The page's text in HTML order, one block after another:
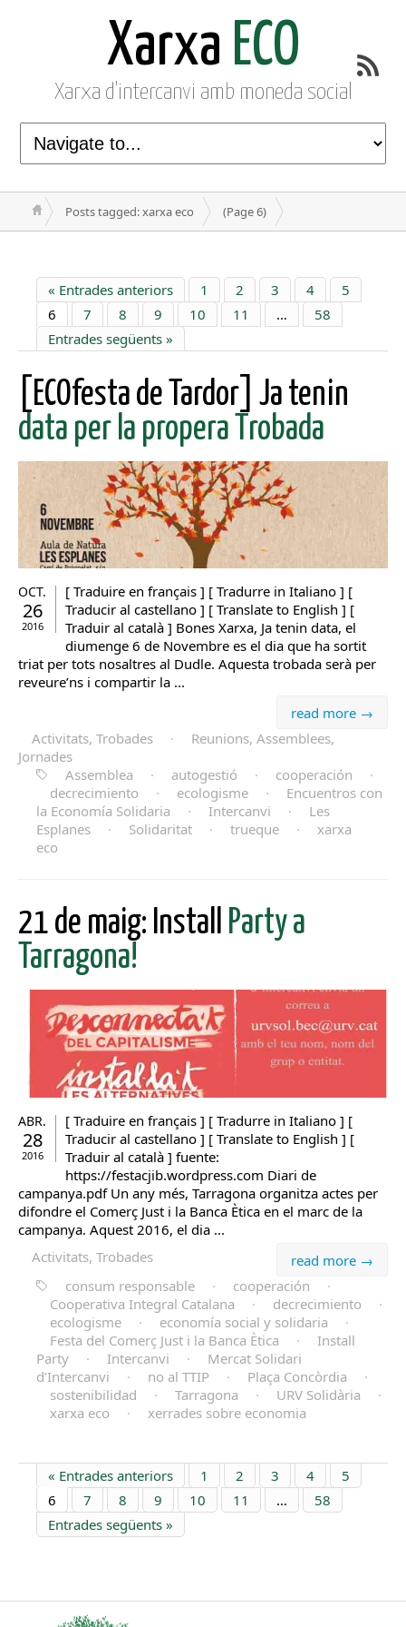
Xarxa ECO
Xarxa d'intercanvi amb moneda social
Posts tagged: xarxa eco (Page 6)
« Entrades anteriors 1 2 3 4
5
6
7 8 9 10 11 …
58
Entrades següents »
[ECOfesta de Tardor] Ja tenin
data per la propera Trobada
OCT.
26
2016
[ Traduire en français ] [ Tradurre in Italiano ] [
Traducir al castellano ] [ Translate to English ] [
Traduir al català ] Bones Xarxa, Ja tenin data, el
diumenge 6 de Novembre es el dia que ha sortit
triat per tots nosaltres al Dudle. Aquesta trobada serà per
reveure’ns i compartir la ...
read more →
Activitats, Trobades
·
Reunions, Assemblees,
Jornades
Assemblea
· autogestió · cooperación
·
decrecimiento
· ecologisme ·
Encuentros con
la Economía Solidaria
· Intercanvi ·
Les
Esplanes
· Solidaritat · trueque ·
xarxa
eco
21 de maig: Install Party a
Tarragona!
ABR.
28
2016
[ Traduire en français ] [ Tradurre in Italiano ] [
Traducir al castellano ] [ Translate to English ] [
Traduir al català ] fuente:
https://festacjib.wordpress.com Diari de
campanya.pdf Un any més, Tarragona organitza actes per
difondre el Comerç Just i la Banca Ètica en el marc de la
campanya. Aquest 2016, el dia ...
read more →
Activitats, Trobades
consum responsable
· cooperación
·
Cooperativa Integral Catalana
· decrecimiento
·
ecologisme
· economía social y solidaria
·
Festa del Comerç Just i la Banca Ètica
·
Install
Party
· Intercanvi ·
Mercat Solidari
d’Intercanvi
· no al TTIP · Plaça Concòrdia
·
sostenibilidad
· Tarragona · URV Solidària
·
xarxa eco
· xerrades sobre economia
« Entrades anteriors 1 2 3 4
5
6
7 8 9 10 11 …
58
Entrades següents »